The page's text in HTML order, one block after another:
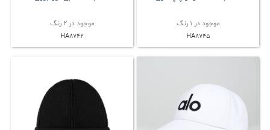
موجود در 1 رنگ
HA8745
موجود در 2 رنگ
HA8742